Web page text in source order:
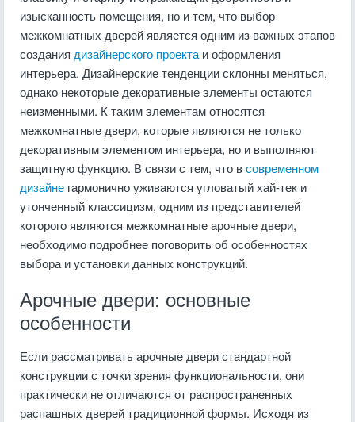
изысканность помещения, но и тем, что выбор
межкомнатных дверей является одним из важных этапов
создания дизайнерского проекта и оформления
интерьера. Дизайнерские тенденции склонны меняться,
однако некоторые декоративные элементы остаются
неизменными. К таким элементам относятся
межкомнатные двери, которые являются не только
декоративным элементом интерьера, но и выполняют
защитную функцию. В связи с тем, что всовременном
дизайне гармонично уживаются угловатый хай-тек и
утонченный классицизм, одним из представителей
которого являются межкомнатные арочные двери,
необходимо подробнее поговорить об особенностях
выбора и установки данных конструкций.
Арочные двери: основные
особенности
Если рассматривать арочные двери стандартной
конструкции с точки зрения функциональности, они
практически не отличаются от распространенных
распашных дверей традиционной формы. Исходя из